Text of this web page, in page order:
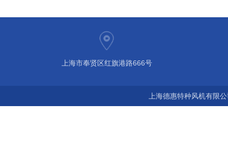
上海市奉贤区红旗港路666号
上海德惠特种风机有限